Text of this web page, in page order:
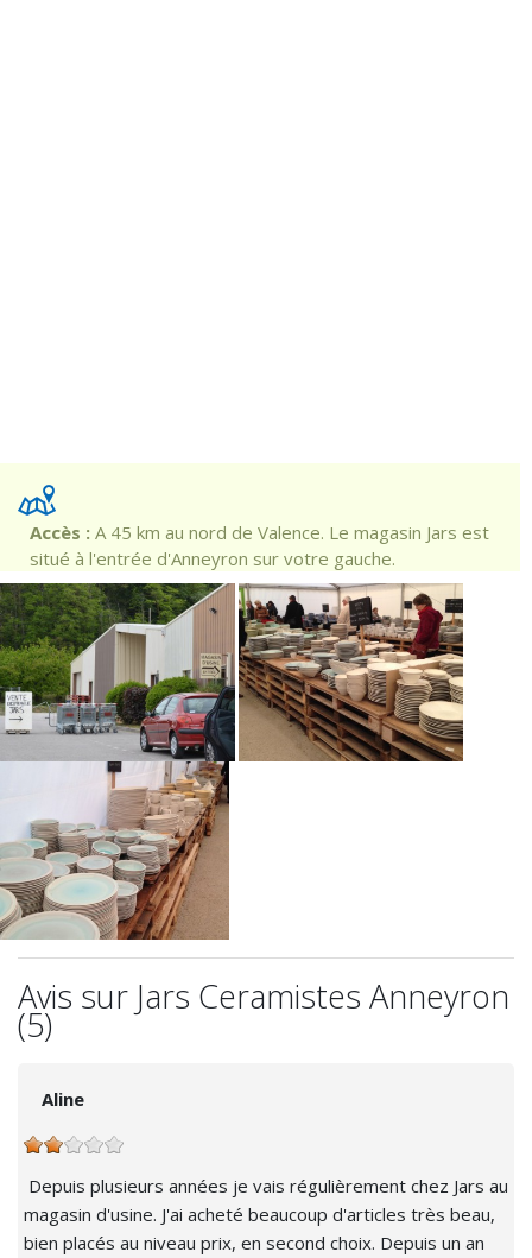
Accès : A 45 km au nord de Valence. Le magasin Jars est
situé à l'entrée d'Anneyron sur votre gauche.
Avis sur Jars Ceramistes Anneyron
(5)
Aline
Depuis plusieurs années je vais régulièrement chez Jars au
magasin d'usine. J'ai acheté beaucoup d'articles très beau,
bien placés au niveau prix, en second choix. Depuis un an